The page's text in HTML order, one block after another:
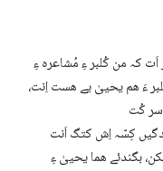
کہ من کُلبر ءِ مُشاعرہ ءِ
ءَ ھم یحییٰ یے ھست اِنت،
کِسّہ اِش کتگ اَنت
بگندئے ھما یحییٰ ءِ